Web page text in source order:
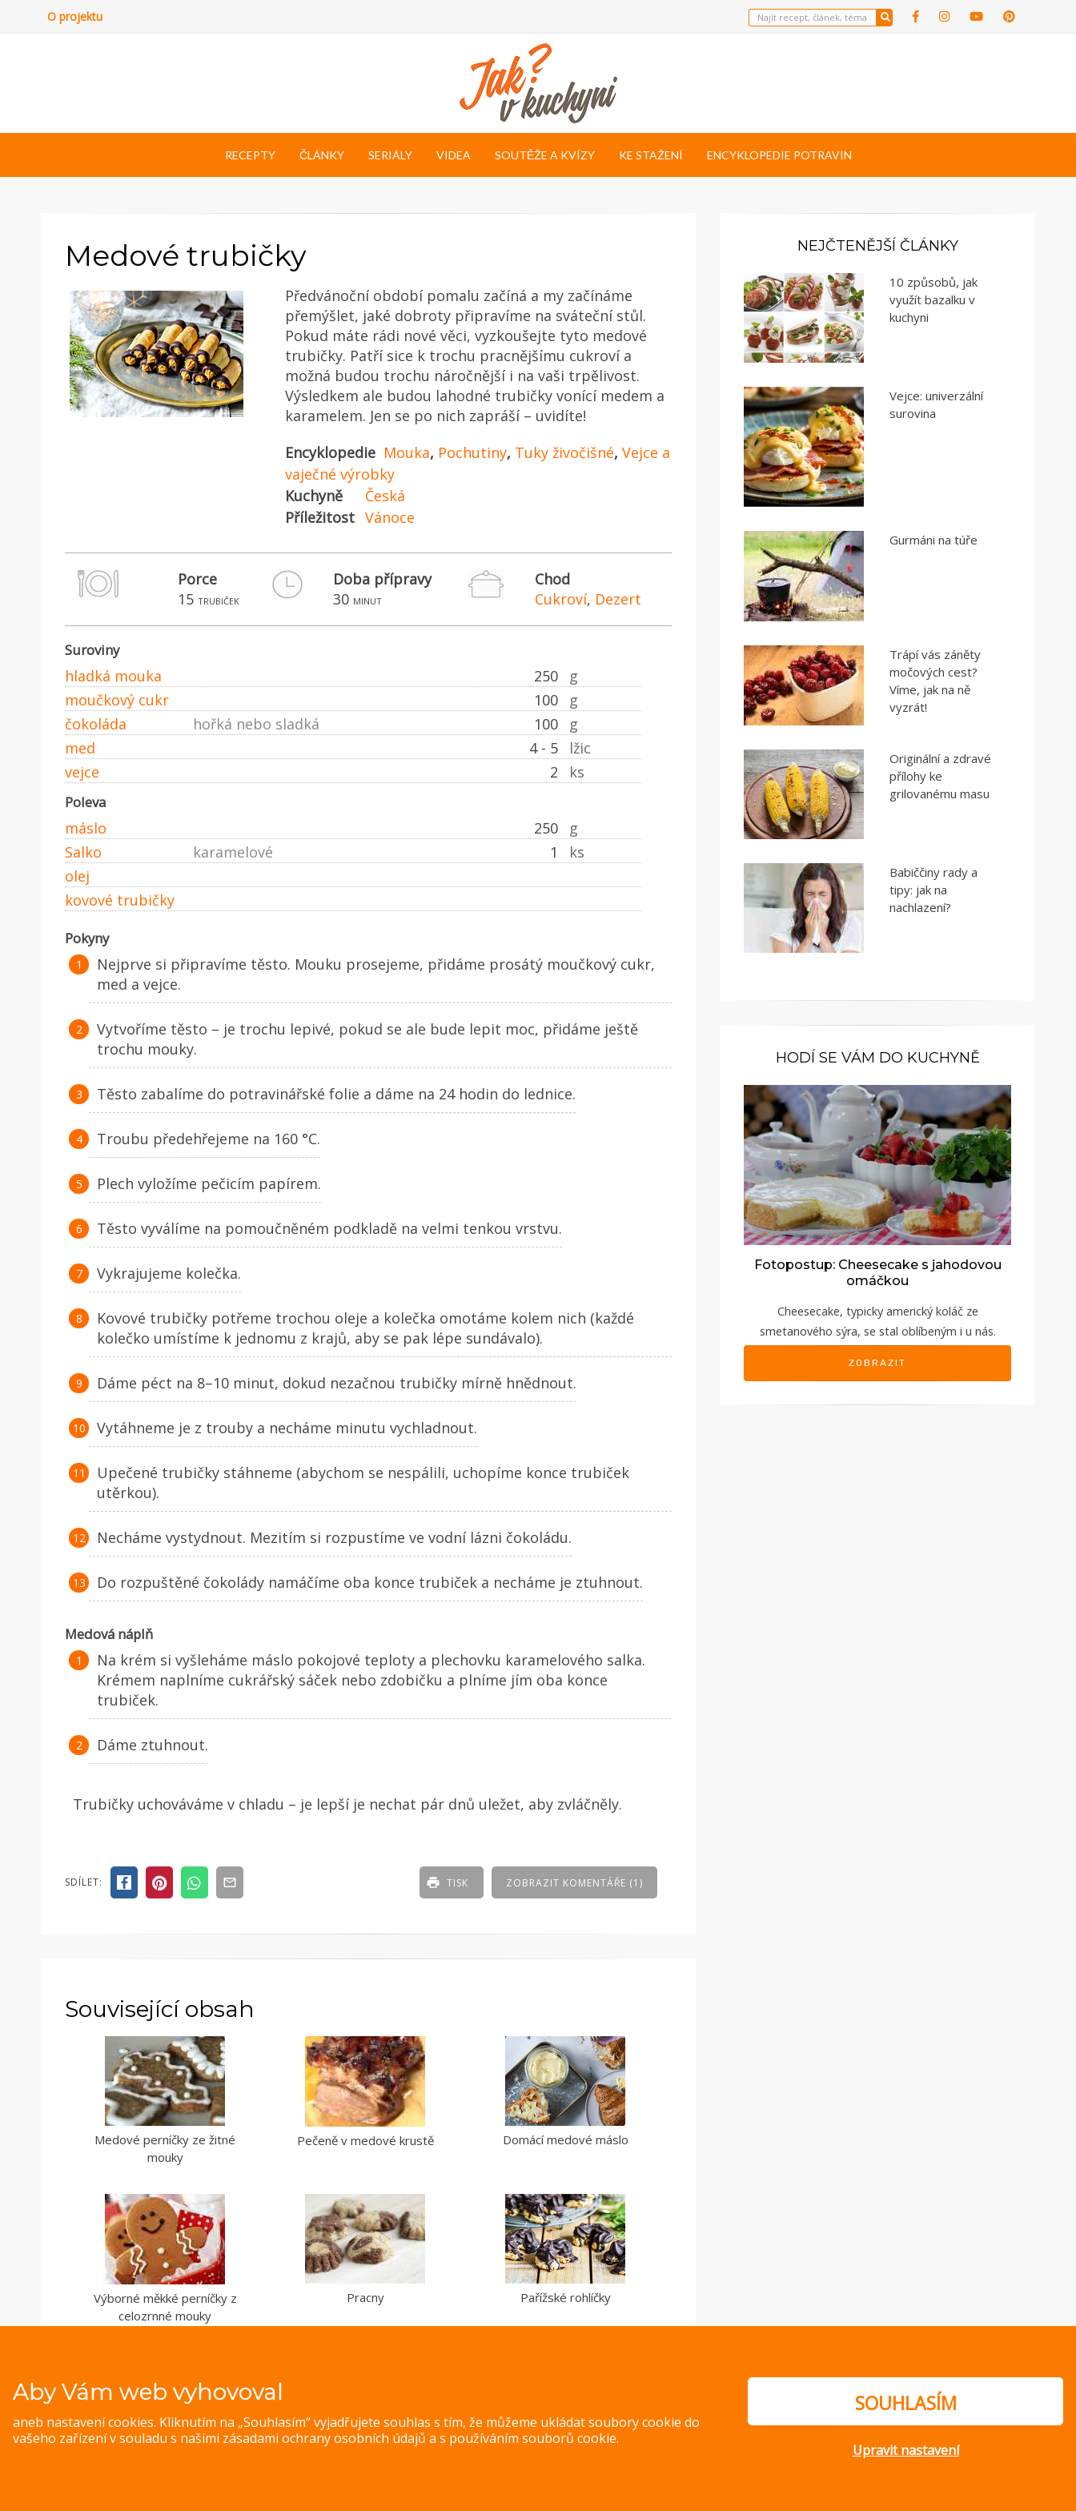
O projektu
RECEPTY ČLÁNKY SERIÁLY VIDEA SOUTĚŽE A KVÍZY KE STAŽENÍ ENCYKLOPEDIE POTRAVIN
Medové trubičky
Předvánoční období pomalu začíná a my začínáme
přemýšlet, jaké dobroty připravíme na sváteční stůl.
Pokud máte rádi nové věci, vyzkoušejte tyto medové
trubičky. Patří sice k trochu pracnějšímu cukroví a
možná budou trochu náročnější i na vaši trpělivost.
Výsledkem ale budou lahodné trubičky vonící medem a
karamelem. Jen se po nich zapráší – uvidíte!
Encyklopedie Mouka, Pochutiny, Tuky živočišné, Vejce a
vaječné výrobky
Kuchyně
Česká
Příležitost Vánoce
Porce
15 trubiček
Doba přípravy
30 minut
Chod
Cukroví, Dezert
Suroviny
hladká mouka 250
g
moučkový cukr
100
g
čokoláda
100 g
hořká nebo sladká
med
4 - 5
lžic
vejce
2 ks
Poleva
máslo 250
g
Salko
1 ks
karamelové
olej
kovové trubičky
Pokyny
Nejprve si připravíme těsto. Mouku prosejeme, přidáme prosátý moučkový cukr,
med a vejce.
Vytvoříme těsto – je trochu lepivé, pokud se ale bude lepit moc, přidáme ještě
trochu mouky.
Těsto zabalíme do potravinářské folie a dáme na 24 hodin do lednice.
Troubu předehřejeme na 160 °C.
Plech vyložíme pečicím papírem.
Těsto vyválíme na pomoučněném podkladě na velmi tenkou vrstvu.
Vykrajujeme kolečka.
Kovové trubičky potřeme trochou oleje a kolečka omotáme kolem nich (každé
kolečko umístíme k jednomu z krajů, aby se pak lépe sundávalo).
Dáme péct na 8–10 minut, dokud nezačnou trubičky mírně hnědnout.
Vytáhneme je z trouby a necháme minutu vychladnout.
Upečené trubičky stáhneme (abychom se nespálili, uchopíme konce trubiček
utěrkou).
Necháme vystydnout. Mezitím si rozpustíme ve vodní lázni čokoládu.
Do rozpuštěné čokolády namáčíme oba konce trubiček a necháme je ztuhnout.
Medová náplň
Na krém si vyšleháme máslo pokojové teploty a plechovku karamelového salka.
Krémem naplníme cukrářský sáček nebo zdobičku a plníme jím oba konce
trubiček.
Dáme ztuhnout.
Trubičky uchováváme v chladu – je lepší je nechat pár dnů uležet, aby zvláčněly.
SDÍLET: ZOBRAZIT KOMENTÁŘE (1)
TISK
Související obsah
Medové perníčky ze žitné
mouky
Pečeně v medové krustě Domácí medové máslo
Výborné měkké perníčky z
celozrnné mouky
Pracny Pařížské rohlíčky
NEJČTENĚJŠÍ ČLÁNKY
10 způsobů, jak
využít bazalku v
kuchyni
Vejce: univerzální
surovina
Gurmáni na túře
Trápí vás záněty
močových cest?
Víme, jak na ně
vyzrát!
Originální a zdravé
přílohy ke
grilovanému masu
Babiččiny rady a
tipy: jak na
nachlazení?
HODÍ SE VÁM DO KUCHYNĚ
Fotopostup: Cheesecake s jahodovou
omáčkou
Cheesecake, typicky americký koláč ze
smetanového sýra, se stal oblíbeným i u nás.
ZOBRAZIT
Aby Vám web vyhovoval
aneb nastavení cookies. Kliknutím na „Souhlasím“ vyjadřujete souhlas s tím, že můžeme ukládat soubory cookie do
vašeho zařízení v souladu s našimi zásadami ochrany osobních údajů a s používáním souborů cookie.
SOUHLASÍM
Upravit nastavení